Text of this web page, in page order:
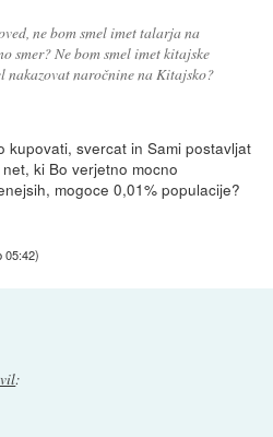
ne bom smel imet talarja na
smer? Ne bom smel imet kitajske
nakazovat naročnine na Kitajsko?
kupovati, svercat in Sami postavljat
ki Bo verjetno mocno
mogoce 0,01% populacije?
05:42)
: